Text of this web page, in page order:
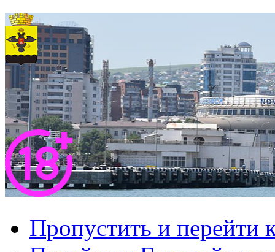
Пропустить и перейти